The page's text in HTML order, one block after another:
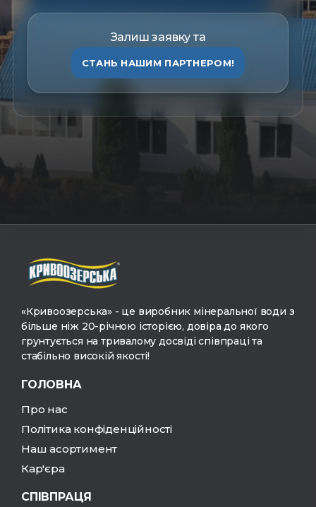
Залиш заявку та
СТАНЬ НАШИМ ПАРТНЕРОМ!
«Кривоозерська» - це виробник мінеральної води з
більше ніж 20-річною історією, довіра до якого
грунтується на тривалому досвіді співпраці та
стабільно високій якості!
ГОЛОВНА
Про нас
Політика конфіденційності
Наш асортимент
Кар'єра
СПІВПРАЦЯ